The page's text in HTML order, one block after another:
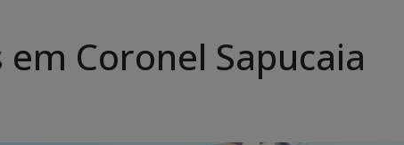
Coronel Sapucaia